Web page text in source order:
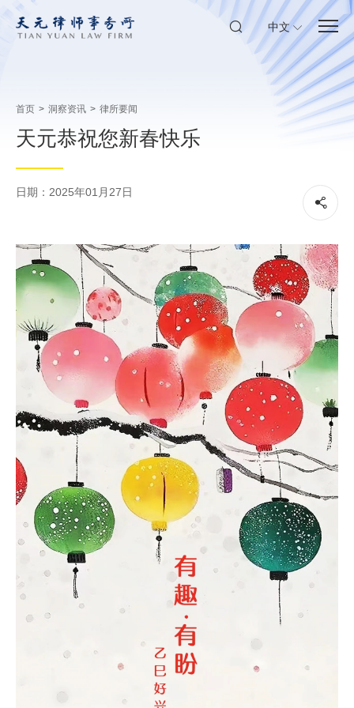
中文
首页 > 洞察资讯 > 律所要闻
天元恭祝您新春快乐
日期：2025年01月27日